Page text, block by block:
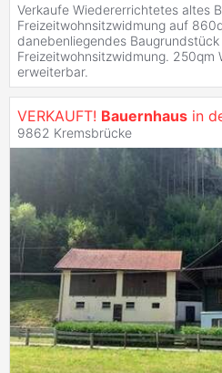
Verkaufe Wiedererrichtetes altes
Freizeitwohnsitzwidmung auf
danebenliegendes
Freizeitwohnsitzwidmung. 250qm
erweiterbar.
VERKAUFT! Bauernhaus in
9862 Kremsbrücke